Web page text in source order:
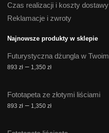
Czas realizacji i koszty dostawy
Reklamacje i zwroty
Najnowsze produkty w sklepie
Futurystyczna dżungla w
893 zł – 1,350 złZakres
893 zł
do
Fototapeta ze złotymi liściami
893 zł – 1,350 złZakres